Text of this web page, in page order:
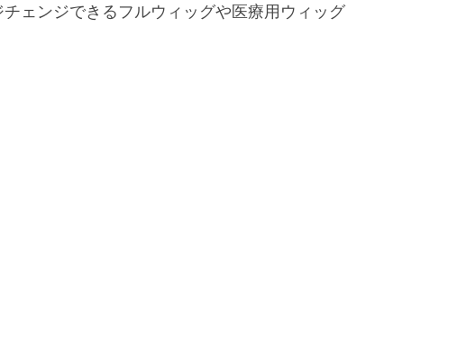
ェンジできるフルウィッグや医療用ウィッグ